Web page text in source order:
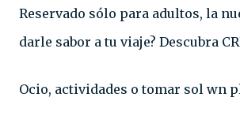
Reservado sólo para adultos, la
darle sabor a tu viaje? Descubra
Ocio, actividades o tomar sol wn